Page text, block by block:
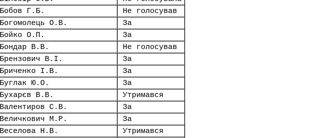
Бобов Г.Б.
Не голосував
Богомолець О.В.
За
Бойко О.П.
За
Бондар В.В.
Не голосував
Брензович В.І.
За
Бриченко І.В.
За
Буглак Ю.О.
За
Бухарєв В.В.
Утримався
Валентиров С.В.
За
Величкович М.Р.
За
Веселова Н.В.
Утримався